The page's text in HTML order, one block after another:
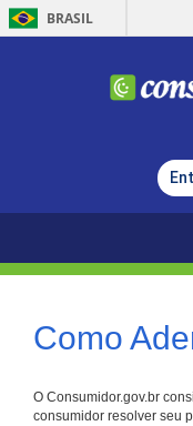
BRASIL
Como
O Consumidor.gov.br
consumidor resolver seu